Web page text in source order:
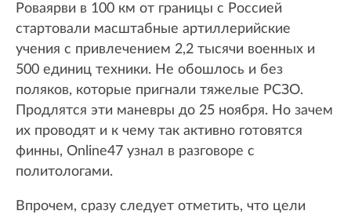
Роваярви в 100 км от границы с Россией
стартовали масштабные артиллерийские
учения с привлечением 2,2 тысячи военных и
500 единиц техники. Не обошлось и без
поляков, которые пригнали тяжелые РСЗО.
Продлятся эти маневры до 25 ноября. Но зачем
их проводят и к чему так активно готовятся
финны, Online47 узнал в разговоре с
политологами.
Впрочем, сразу следует отметить, что цели